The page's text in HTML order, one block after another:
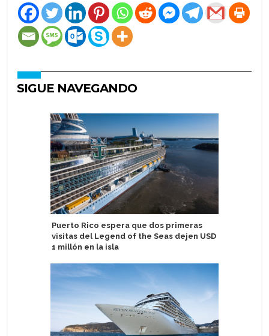
SIGUE NAVEGANDO
Puerto Rico espera que dos primeras
visitas del Legend of the Seas dejen USD
1 millón en la isla